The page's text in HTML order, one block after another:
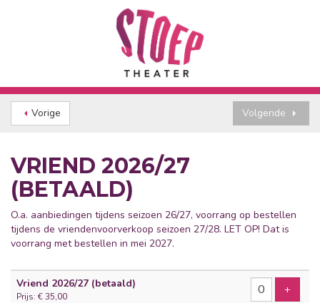
Vorige Volgende
VRIEND 2026/27
(BETAALD)
O.a. aanbiedingen tijdens seizoen 26/27, voorrang op bestellen
tijdens de vriendenvoorverkoop seizoen 27/28. LET OP! Dat is
voorrang met bestellen in mei 2027.
Aantal
Vriend 2026/27 (betaald)
Prijs: € 35,00
+